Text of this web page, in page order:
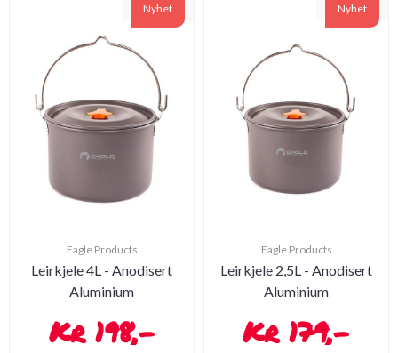
Nyhet
Eagle Products
Leirkjele 4L - Anodisert
Aluminium
198,-
Nyhet
Eagle Products
Leirkjele 2,5L - Anodisert
Aluminium
179,-